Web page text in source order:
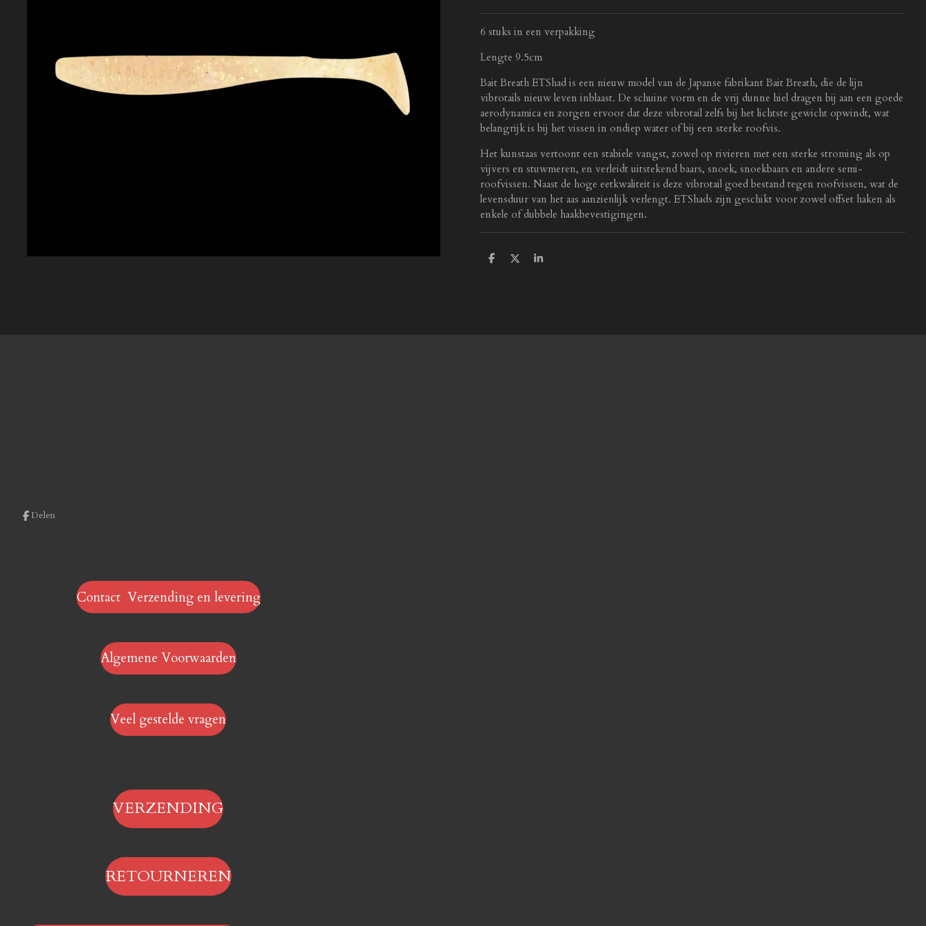
6 stuks in een verpakking
Lengte 9.5cm
Bait Breath ETShad is een nieuw model van de Japanse fabrikant Bait Breath, die de lijn
vibrotails nieuw leven inblaast. De schuine vorm en de vrij dunne hiel dragen bij aan een goede
aerodynamica en zorgen ervoor dat deze vibrotail zelfs bij het lichtste gewicht opwindt, wat
belangrijk is bij het vissen in ondiep water of bij een sterke roofvis.
Het kunstaas vertoont een stabiele vangst, zowel op rivieren met een sterke stroming als op
vijvers en stuwmeren, en verleidt uitstekend baars, snoek, snoekbaars en andere semi-
roofvissen. Naast de hoge eetkwaliteit is deze vibrotail goed bestand tegen roofvissen, wat de
levensduur van het aas aanzienlijk verlengt. ETShads zijn geschikt voor zowel offset haken als
enkele of dubbele haakbevestigingen.
D
D
S
Delen
Contact Verzending en levering
Algemene Voorwaarden
Veel gestelde vragen
VERZENDING
RETOURNEREN